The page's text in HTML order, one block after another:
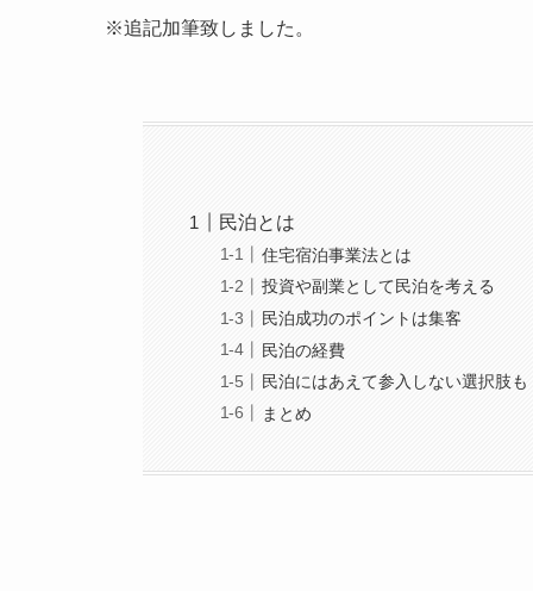
※追記加筆致しました。
民泊とは
住宅宿泊事業法とは
投資や副業として民泊を考える
民泊成功のポイントは集客
民泊の経費
民泊にはあえて参入しない選択肢も
まとめ